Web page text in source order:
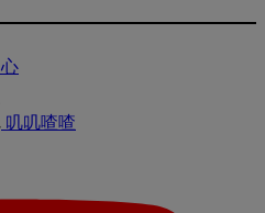
叽叽喳喳